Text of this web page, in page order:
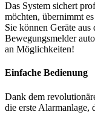
Das System sichert
möchten, übernimmt
Sie können Geräte aus
Bewegungsmelder
an Möglichkeiten!
Einfache Bedienung
Dank dem
die erste Alarmanlage,